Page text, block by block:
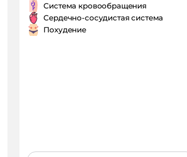
Система кровообращения
Сердечно-сосудистая система
Похудение